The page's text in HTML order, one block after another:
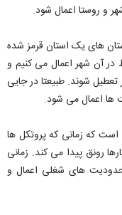
و روستا اعمال شود.
های یک استان قرمز شده
آن شهر اعمال می کنیم و
تعطیل شوند. طبیعتا در جایی
اعمال می شود.
که زمانی که پروتکل ها
رونق پیدا می کند. زمانی
های شغلی اعمال و